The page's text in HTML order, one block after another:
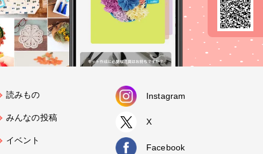
読みもの
みんなの投稿
イベント
Instagram
X
Facebook